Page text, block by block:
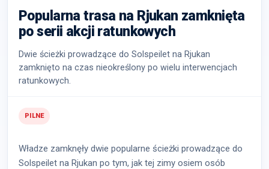
Popularna trasa na Rjukan zamknięta
po serii akcji ratunkowych
Dwie ścieżki prowadzące do Solspeilet na Rjukan
zamknięto na czas nieokreślony po wielu interwencjach
ratunkowych.
PILNE
Władze zamknęły dwie popularne ścieżki prowadzące do
Solspeilet na Rjukan po tym, jak tej zimy osiem osób